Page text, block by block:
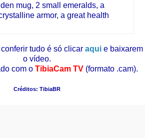
mug, 2 small emeralds, a
armor, a great health
tudo é só clicar aqui e baixarem
o vídeo.
com o TibiaCam TV (formato .cam).
Créditos: TibiaBR